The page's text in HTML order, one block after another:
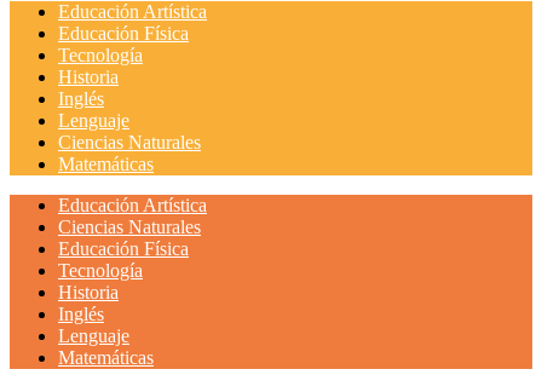
Educación Artística
Educación Física
Tecnología
Historia
Inglés
Lenguaje
Ciencias Naturales
Matemáticas
Educación Artística
Ciencias Naturales
Educación Física
Tecnología
Historia
Inglés
Lenguaje
Matemáticas